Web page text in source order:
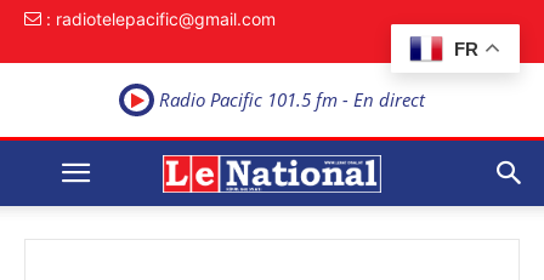
FR
: radiotelepacific@gmail.com
Radio Pacific 101.5 fm - En direct